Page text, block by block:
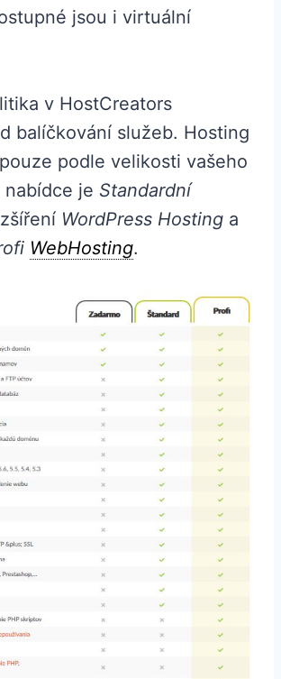
jsou i virtuální
v HostCreators
balíčkování služeb. Hosting
podle velikosti vašeho
je Standardní
WordPress Hosting a
WebHosting.